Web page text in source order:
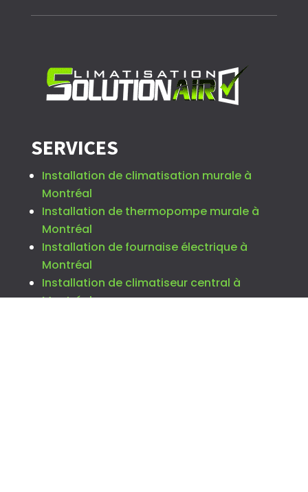
SERVICES
Installation de climatisation murale à
Montréal
Installation de thermopompe murale à
Montréal
Installation de fournaise électrique à
Montréal
Installation de climatiseur central à
Montréal